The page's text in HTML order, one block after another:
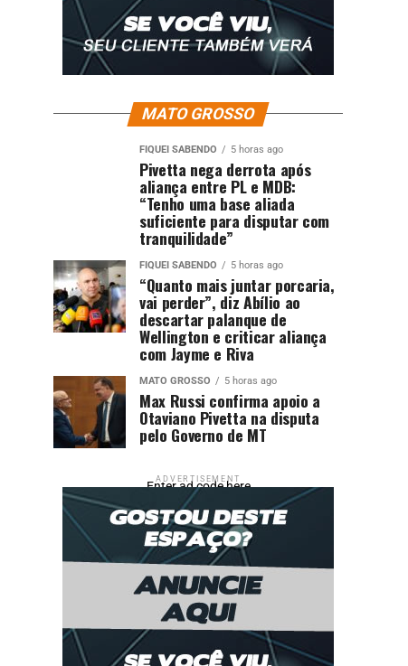
MATO GROSSO
FIQUEI SABENDO 5 horas ago
Pivetta nega derrota após
aliança entre PL e MDB:
“Tenho uma base aliada
suficiente para disputar com
tranquilidade”
FIQUEI SABENDO 5 horas ago
“Quanto mais juntar porcaria,
vai perder”, diz Abílio ao
descartar palanque de
Wellington e criticar aliança
com Jayme e Riva
MATO GROSSO 5 horas ago
Max Russi confirma apoio a
Otaviano Pivetta na disputa
pelo Governo de MT
ADVERTISEMENT
Enter ad code here